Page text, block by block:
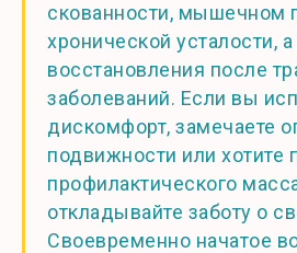
скованности, мышечном
хронической усталости,
восстановления после
заболеваний. Если вы
дискомфорт, замечаете
подвижности или хотите
профилактического
откладывайте заботу о
Своевременно начатое